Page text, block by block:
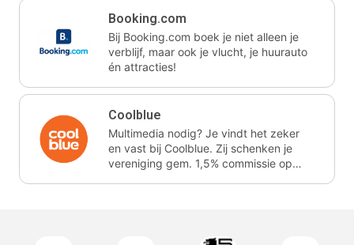
Booking.com
Bij Booking.com boek je niet alleen je
verblijf, maar ook je vlucht, je huurauto
én attracties!
Coolblue
Multimedia nodig? Je vindt het zeker
en vast bij Coolblue. Zij schenken je
vereniging gem. 1,5% commissie op